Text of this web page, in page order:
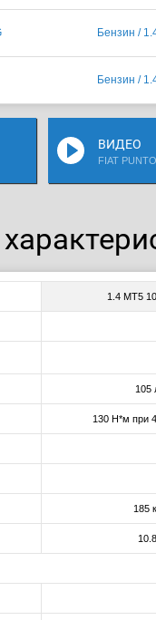
Бензин /
Бензин /
ВИДЕО
FIAT PUNTO
1.4 MT5
105
130 Н*м при
185